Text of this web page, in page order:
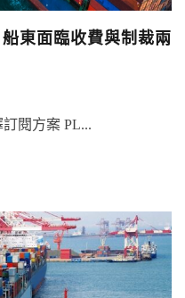
東面臨收費與制裁兩
閱方案 PL...